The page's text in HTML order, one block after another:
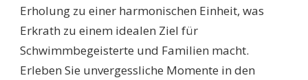
Erholung zu einer harmonischen Einheit, was
Erkrath zu einem idealen Ziel für
Schwimmbegeisterte und Familien macht.
Erleben Sie unvergessliche Momente in den